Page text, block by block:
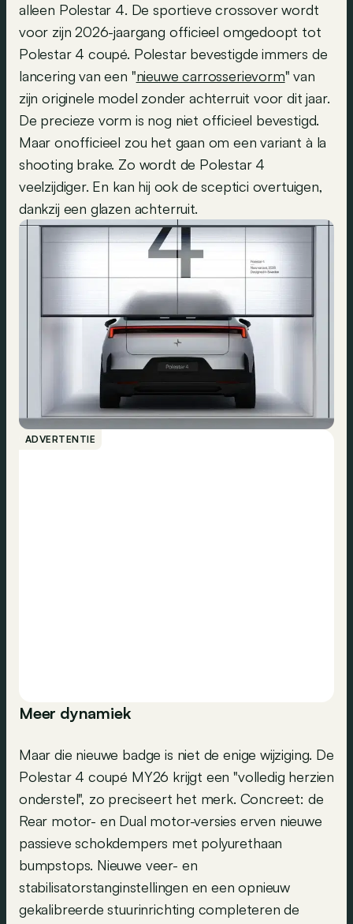
alleen Polestar 4. De sportieve crossover wordt
voor zijn 2026-jaargang officieel omgedoopt tot
Polestar 4 coupé. Polestar bevestigde immers de
lancering van een "nieuwe carrosserievorm" van
zijn originele model zonder achterruit voor dit jaar.
De precieze vorm is nog niet officieel bevestigd.
Maar onofficieel zou het gaan om een variant à la
shooting brake. Zo wordt de Polestar 4
veelzijdiger. En kan hij ook de sceptici overtuigen,
dankzij een glazen achterruit.
ADVERTENTIE
Meer dynamiek
Maar die nieuwe badge is niet de enige wijziging. De
Polestar 4 coupé MY26 krijgt een "volledig herzien
onderstel", zo preciseert het merk. Concreet: de
Rear motor- en Dual motor-versies erven nieuwe
passieve schokdempers met polyurethaan
bumpstops. Nieuwe veer- en
stabilisatorstanginstellingen en een opnieuw
gekalibreerde stuurinrichting completeren de